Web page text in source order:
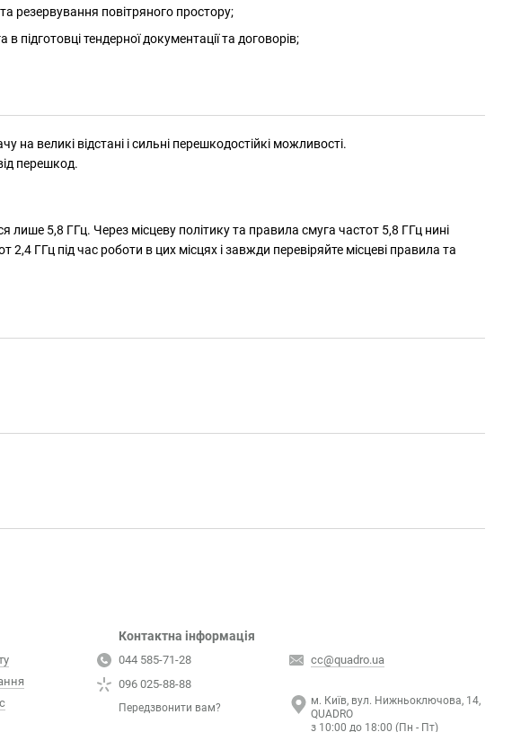
резервування повітряного простору;
підготовці тендерної документації та договорів;
великі відстані і сильні перешкодостійкі можливості.
перешкод.
5,8 ГГц. Через місцеву політику та правила смуга частот 5,8 ГГц нині
ГГц під час роботи в цих місцях і завжди перевіряйте місцеві правила та
Контактна інформація
044 585-71-28
096 025-88-88
Передзвонити вам?
cc@quadro.ua
м. Київ, вул. Нижньоключова, 14,
QUADRO
з 10:00 до 18:00 (Пн - Пт)